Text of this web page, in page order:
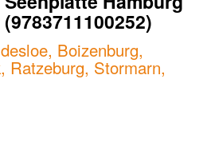
(9783711100252)
Boizenburg,
Ratzeburg, Stormarn,